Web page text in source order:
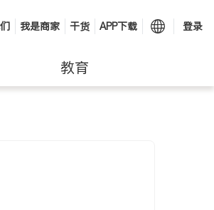
我是商家 干货 APP下载 登录
教育